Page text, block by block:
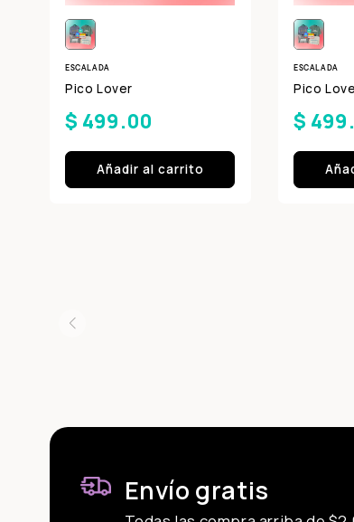
ESCALADA
Pico Lover
$ 499.00
Añadir al carrito
ESCALADA
Pico
$
Envío gratis